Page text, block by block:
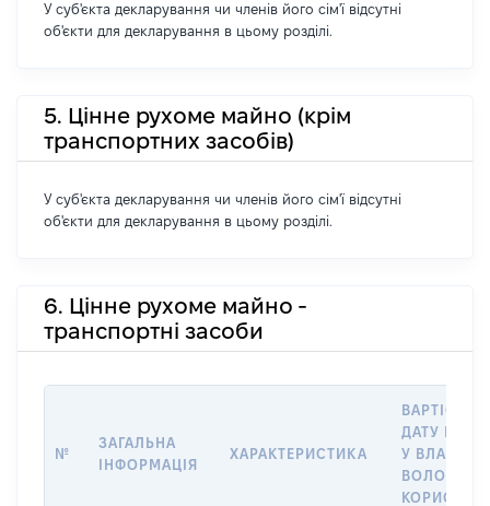
У суб'єкта декларування чи членів його сім'ї відсутні
об'єкти для декларування в цьому розділі.
5. Цінне рухоме майно (крім
транспортних засобів)
У суб'єкта декларування чи членів його сім'ї відсутні
об'єкти для декларування в цьому розділі.
6. Цінне рухоме майно -
транспортні засоби
№
ЗАГАЛЬНА
ІНФОРМАЦІЯ
ХАРАКТЕРИСТИКА
ВАРТІСТЬ
ДАТУ
У